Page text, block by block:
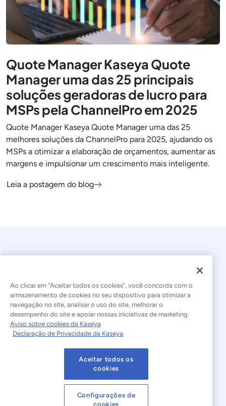
Quote Manager Kaseya Quote
Manager uma das 25 principais
soluções geradoras de lucro para
MSPs pela ChannelPro em 2025
Quote Manager Kaseya Quote Manager uma das 25
melhores soluções da ChannelPro para 2025, ajudando os
MSPs a otimizar a elaboração de orçamentos, aumentar as
margens e impulsionar um crescimento mais inteligente.
Leia a postagem do blog
© 2026 Kaseya. Todos os direitos reservados.
Português Brasileiro
Declaração sobre a Escravidão Moderna
Termos de Uso do Site Declaração de Privacidade
Mapa do site Cookies Settings
Ao clicar em “Aceitar todos os cookies”, você concorda com o
armazenamento de cookies no seu dispositivo para otimizar a
navegação no site, analisar o uso do site, melhorar o
desempenho do site e apoiar nossas iniciativas de marketing.
Aviso sobre cookies da Kaseya
Declaração de Privacidade da Kaseya
Aceitar todos os
cookies
Configurações de
cookies